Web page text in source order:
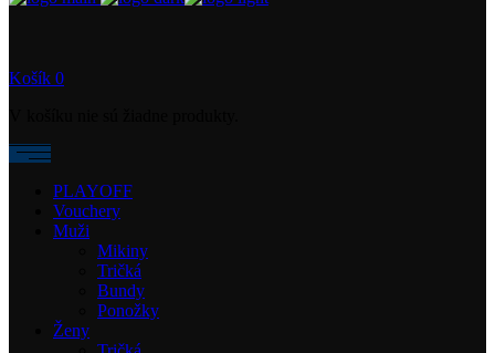
Košík 0
PLAYOFF
Vouchery
Muži
Mikiny
Tričká
Bundy
Ponožky
Ženy